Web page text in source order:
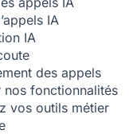
IA
IA
des appels
nos fonctionnalités
vos outils métier